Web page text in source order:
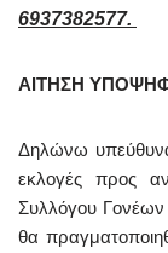
6937382577.
ΑΙΤΗΣΗ
Δηλώνω
εκλογές προς
Συλλόγου
θα